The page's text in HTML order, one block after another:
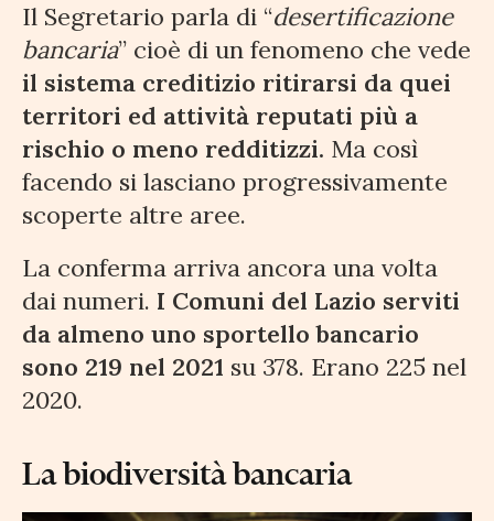
Il Segretario parla di “desertificazione
bancaria” cioè di un fenomeno che vede
il sistema creditizio ritirarsi da quei
territori ed attività reputati più a
rischio o meno redditizzi. Ma così
facendo si lasciano progressivamente
scoperte altre aree.
La conferma arriva ancora una volta
dai numeri. I Comuni del Lazio serviti
da almeno uno sportello bancario
sono 219 nel 2021 su 378. Erano 225 nel
2020.
La biodiversità bancaria